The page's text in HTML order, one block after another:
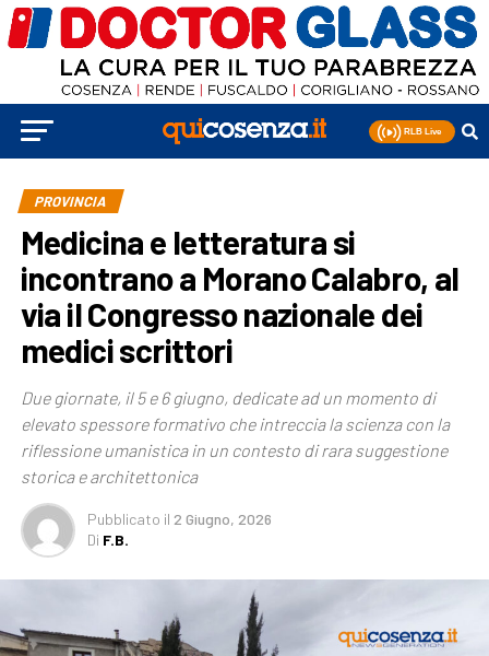
PROVINCIA
Medicina e letteratura si
incontrano a Morano Calabro, al
via il Congresso nazionale dei
medici scrittori
Due giornate, il 5 e 6 giugno, dedicate ad un momento di
elevato spessore formativo che intreccia la scienza con la
riflessione umanistica in un contesto di rara suggestione
storica e architettonica
Pubblicato il 2 Giugno, 2026
Di F.B.